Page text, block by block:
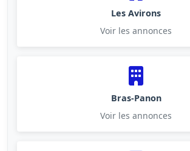
Les Avirons
Voir les annonces
Bras-Panon
Voir les annonces